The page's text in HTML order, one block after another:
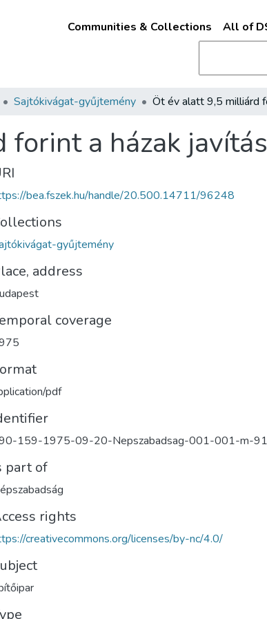
Communities & Collections All of
Sajtókivágat-gyűjtemény
a házak
bea.fszek.hu/handle/20.500.14711/96248
gyűjtemény
address
coverage
pdf
159-1975-09-20-Nepszabadsag-001-001-m-
part of
rights
creativecommons.org/licenses/by-nc/4.0/